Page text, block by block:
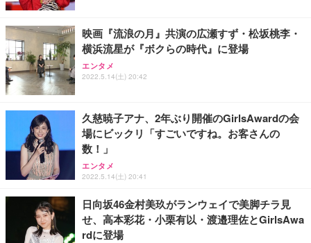
映画『流浪の月』共演の広瀬すず・松坂桃李・
横浜流星が『ボクらの時代』に登場
エンタメ
2022.5.14(土) 20:42
久慈暁子アナ、2年ぶり開催のGirlsAwardの会
場にビックリ「すごいですね。お客さんの
数！」
エンタメ
2022.5.14(土) 20:41
日向坂46金村美玖がランウェイで美脚チラ見
せ、高本彩花・小栗有以・渡邉理佐とGirlsAwa
rdに登場